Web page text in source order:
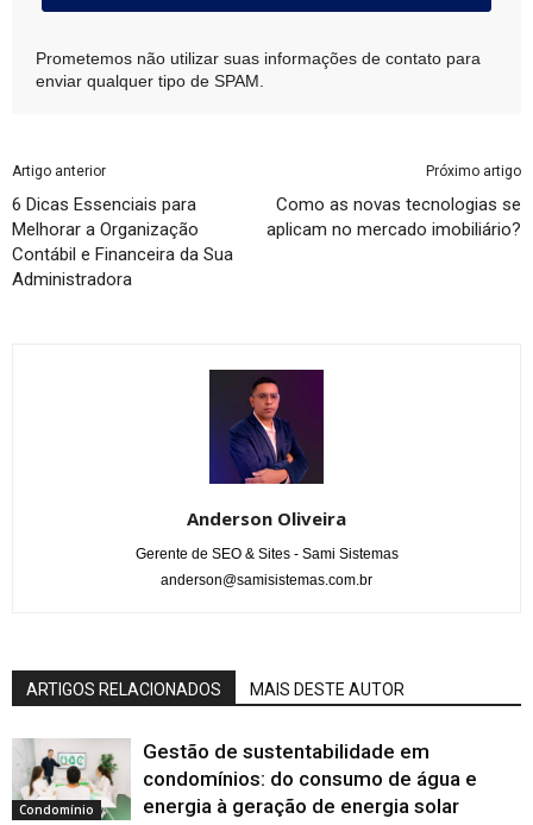
Prometemos não utilizar suas informações de contato para
enviar qualquer tipo de SPAM.
Artigo anterior
6 Dicas Essenciais para
Melhorar a Organização
Contábil e Financeira da Sua
Administradora
Próximo artigo
Como as novas tecnologias se
aplicam no mercado imobiliário?
Anderson Oliveira
Gerente de SEO & Sites - Sami Sistemas
anderson@samisistemas.com.br
ARTIGOS RELACIONADOS MAIS DESTE AUTOR
Condomínio
Gestão de sustentabilidade em
condomínios: do consumo de água e
energia à geração de energia solar